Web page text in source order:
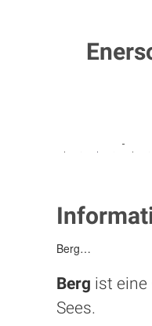
Berg…
Berg ist eine
Sees.